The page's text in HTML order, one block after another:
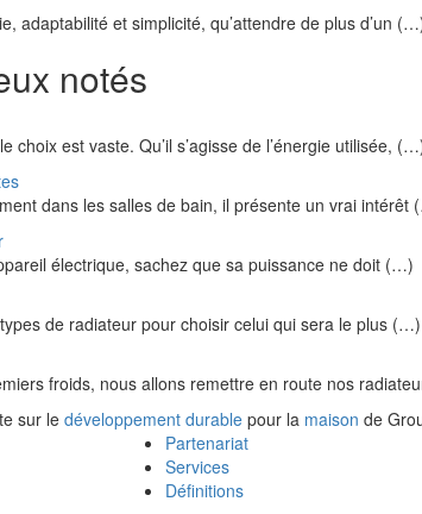
adaptabilité et simplicité, qu’attendre de plus d’un
notés
choix est vaste. Qu’il s’agisse de l’énergie utilisée,
dans les salles de bain, il présente un vrai intérêt
électrique, sachez que sa puissance ne doit (…)
de radiateur pour choisir celui qui sera le plus (…)
froids, nous allons remettre en route nos
sur le développement durable pour la maison de
Partenariat
Services
Définitions